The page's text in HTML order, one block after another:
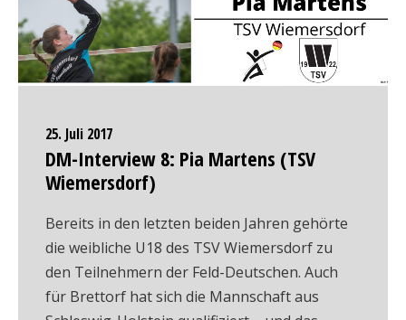
25. Juli 2017
DM-Interview 8: Pia Martens (TSV
Wiemersdorf)
Bereits in den letzten beiden Jahren gehörte
die weibliche U18 des TSV Wiemersdorf zu
den Teilnehmern der Feld-Deutschen. Auch
für Brettorf hat sich die Mannschaft aus